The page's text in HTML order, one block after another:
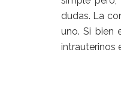
dudas. La
uno. Si bien
intrauterinos